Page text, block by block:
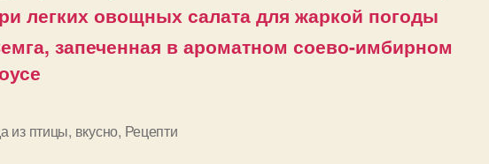
легких овощных салата для жаркой погоды
запеченная в ароматном соево-имбирном
из птицы, вкусно, Рецепти